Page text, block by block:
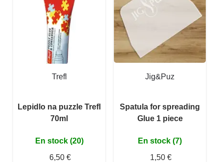
Trefl
Lepidlo na puzzle Trefl
70ml
En stock (20)
6,50 €
Jig&Puz
Spatula for spreading
Glue 1 piece
En stock (7)
1,50 €